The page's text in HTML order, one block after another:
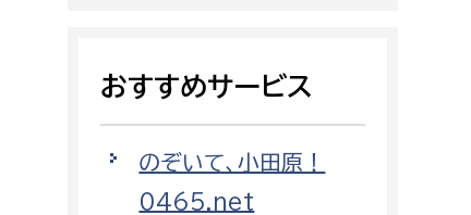
消防総務課
おすすめサービス
のぞいて、小田原！
0465.net